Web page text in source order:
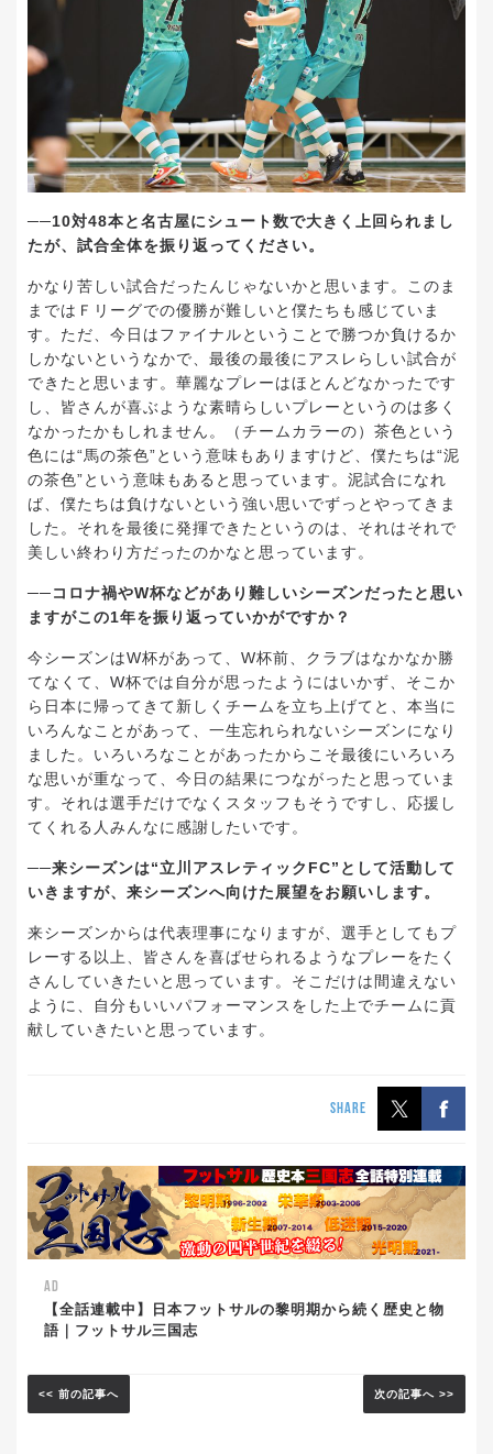
──10対48本と名古屋にシュート数で大きく上回られまし
たが、試合全体を振り返ってください。
かなり苦しい試合だったんじゃないかと思います。このま
まではＦリーグでの優勝が難しいと僕たちも感じていま
す。ただ、今日はファイナルということで勝つか負けるか
しかないというなかで、最後の最後にアスレらしい試合が
できたと思います。華麗なプレーはほとんどなかったです
し、皆さんが喜ぶような素晴らしいプレーというのは多く
なかったかもしれません。（チームカラーの）茶色という
色には“馬の茶色”という意味もありますけど、僕たちは“泥
の茶色”という意味もあると思っています。泥試合になれ
ば、僕たちは負けないという強い思いでずっとやってきま
した。それを最後に発揮できたというのは、それはそれで
美しい終わり方だったのかなと思っています。
──コロナ禍やW杯などがあり難しいシーズンだったと思い
ますがこの1年を振り返っていかがですか？
今シーズンはW杯があって、W杯前、クラブはなかなか勝
てなくて、W杯では自分が思ったようにはいかず、そこか
ら日本に帰ってきて新しくチームを立ち上げてと、本当に
いろんなことがあって、一生忘れられないシーズンになり
ました。いろいろなことがあったからこそ最後にいろいろ
な思いが重なって、今日の結果につながったと思っていま
す。それは選手だけでなくスタッフもそうですし、応援し
てくれる人みんなに感謝したいです。
──来シーズンは“立川アスレティックFC”として活動して
いきますが、来シーズンへ向けた展望をお願いします。
来シーズンからは代表理事になりますが、選手としてもプ
レーする以上、皆さんを喜ばせられるようなプレーをたく
さんしていきたいと思っています。そこだけは間違えない
ように、自分もいいパフォーマンスをした上でチームに貢
献していきたいと思っています。
SHARE
AD
【全話連載中】日本フットサルの黎明期から続く歴史と物
語｜フットサル三国志
<< 前の記事へ 次の記事へ >>